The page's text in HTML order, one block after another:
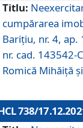
Titlu:
cumpărarea
Barițiu, nr. 4, ap.
nr. cad. 143542-
Romică Mihăiță
738/